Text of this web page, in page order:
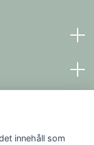
innehåll som